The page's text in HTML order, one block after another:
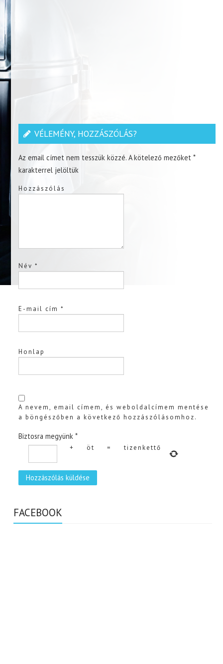
VÉLEMÉNY, HOZZÁSZÓLÁS?
Az email címet nem tesszük közzé. A kötelező mezőket*
karakterrel jelöltük
Hozzászólás
Név*
E-mail cím*
Honlap
A nevem, email címem, és weboldalcímem mentése
a böngészőben a következő hozzászólásomhoz.
Biztosra megyünk *
+ öt = tizenkettő
FACEBOOK